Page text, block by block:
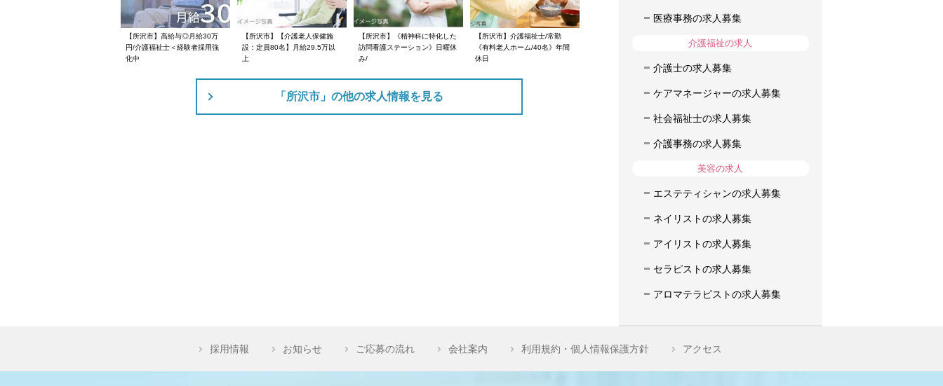
【所沢市】高給与◎月給30万
円/介護福祉士＜経験者採用強
化中
【所沢市】【介護老人保健施
設：定員80名】月給29.5万以
上
【所沢市】《精神科に特化した
訪問看護ステーション》日曜休
み/
【所沢市】介護福祉士/常勤
《有料老人ホーム/40名》年間
休日
「所沢市」の他の求人情報を見る
医療事務の求人募集
介護福祉の求人
介護士の求人募集
ケアマネージャーの求人募集
社会福祉士の求人募集
介護事務の求人募集
美容の求人
エステティシャンの求人募集
ネイリストの求人募集
アイリストの求人募集
セラピストの求人募集
アロマテラピストの求人募集
採用情報 お知らせ ご応募の流れ 会社案内 利用規約・個人情報保護方針 アクセス